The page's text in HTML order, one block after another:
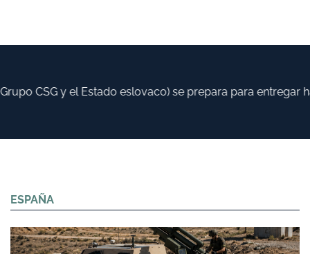
CSG y el Estado eslovaco) se prepara para entregar
ESPAÑA